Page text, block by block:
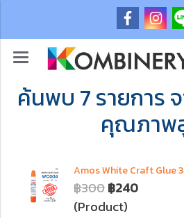
ค้นพบ 7 รายการ
คุณภาพ
Amos White Craft Glue
฿300฿240
(Product)